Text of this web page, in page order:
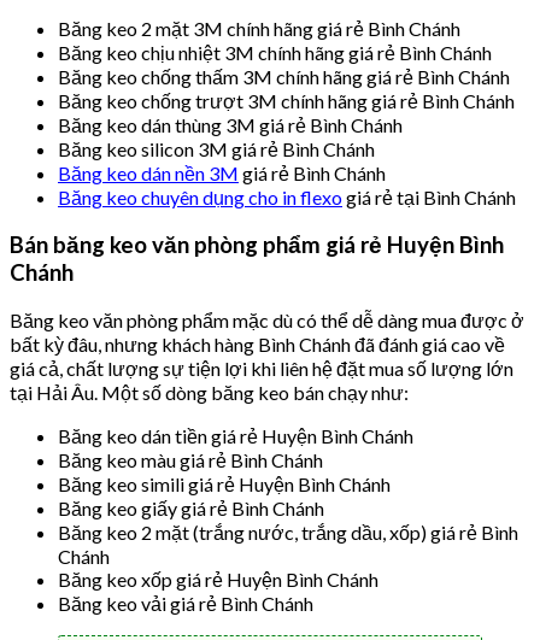
Băng keo 2 mặt 3M chính hãng giá rẻ Bình Chánh
Băng keo chịu nhiệt 3M chính hãng giá rẻ Bình Chánh
Băng keo chống thấm 3M chính hãng giá rẻ Bình Chánh
Băng keo chống trượt 3M chính hãng giá rẻ Bình Chánh
Băng keo dán thùng 3M giá rẻ Bình Chánh
Băng keo silicon 3M giá rẻ Bình Chánh
Băng keo dán nền 3M giá rẻ Bình Chánh
Băng keo chuyên dụng cho in flexogiá rẻ tại Bình Chánh
Bán băng keo văn phòng phẩm giá rẻ Huyện Bình
Chánh
Băng keo văn phòng phẩm mặc dù có thể dễ dàng mua được ở
bất kỳ đâu, nhưng khách hàng Bình Chánh đã đánh giá cao về
giá cả, chất lượng sự tiện lợi khi liên hệ đặt mua số lượng lớn
tại Hải Âu. Một số dòng băng keo bán chạy như:
Băng keo dán tiền giá rẻ Huyện Bình Chánh
Băng keo màu giá rẻ Bình Chánh
Băng keo simili giá rẻ Huyện Bình Chánh
Băng keo giấy giá rẻ Bình Chánh
Băng keo 2 mặt (trắng nước, trắng dầu, xốp) giá rẻ Bình
Chánh
Băng keo xốp giá rẻ Huyện Bình Chánh
Băng keo vải giá rẻ Bình Chánh